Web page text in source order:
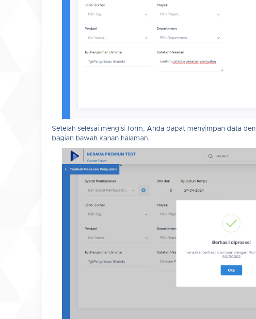
Setelah selesai mengisi form, Anda dapat menyimpan data
bagian bawah kanan halaman.